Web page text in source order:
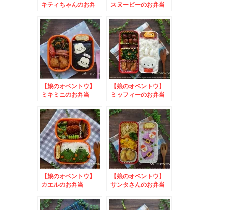
キティちゃんのお弁
なめらかそそグルトキ
ャンペーン
スヌーピーのお弁当
ンペーン
【娘のオベントウ】
ミキミニのお弁当
新商品記念キャンペー
ン
【娘のオベントウ】
ミッフィーのお弁当
フォトキャンペーン
【娘のオベントウ】
カエルのお弁当
きイースターキャンペ
【娘のオベントウ】
サンタさんのお弁当
Instagramクリスマ